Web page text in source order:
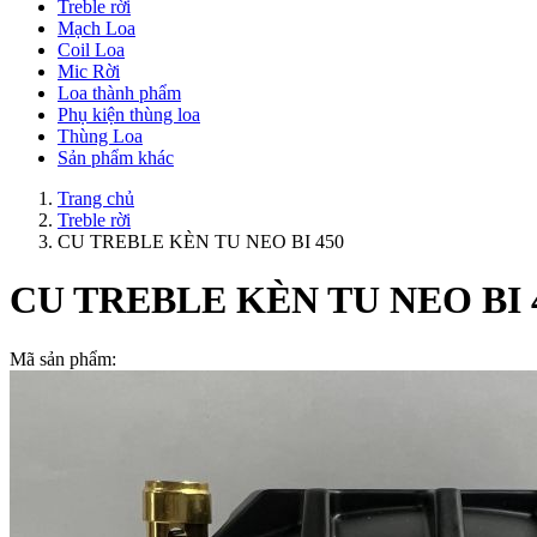
Treble rời
Mạch Loa
Coil Loa
Mic Rời
Loa thành phẩm
Phụ kiện thùng loa
Thùng Loa
Sản phẩm khác
Trang chủ
Treble rời
CU TREBLE KÈN TU NEO BI 450
CU TREBLE KÈN TU NEO BI
Mã sản phẩm: